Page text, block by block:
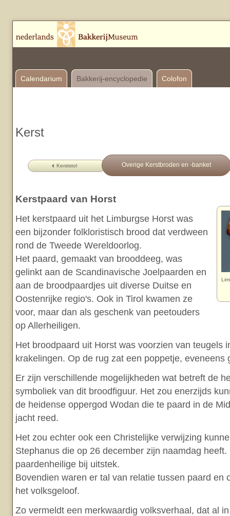
Calendarium Bakkerij-encyclopedie Colofon
Kerst
Kerststol Overige Kerstbroden en -banket
Kerstpaard van Horst
Het kerstpaard uit het Limburgse Horst was
een bijzonder folkloristisch brood dat verdween
rond de Tweede Wereldoorlog.
Het paard, gemaakt van brooddeeg, was
gelinkt aan de Scandinavische Joelpaarden en
aan de broodpaardjes uit diverse Duitse en
Oostenrijke regio's. Ook in Tirol kwamen ze
voor, maar dan als geschenk van peetouders
op Allerheiligen.
Het broodpaard uit Horst was voorzien van teugels
krakelingen. Op de rug zat een poppetje, eveneens
Er zijn verschillende mogelijkheden wat betreft de
symboliek van dit broodfiguur. Het zou enerzijds
de heidense oppergod Wodan die te paard in de
jacht reed.
Het zou echter ook een Christelijke verwijzing
Stephanus die op 26 december zijn naamdag heeft.
paardenheilige bij uitstek.
Bovendien waren er tal van relatie tussen paard en
het volksgeloof.
Zo vermeldt een merkwaardig volksverhaal, dat al